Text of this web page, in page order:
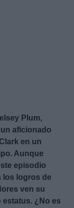
Plum,
aficionado
en un
Aunque
episodio
los logros de
ven su
estatus. ¿No es